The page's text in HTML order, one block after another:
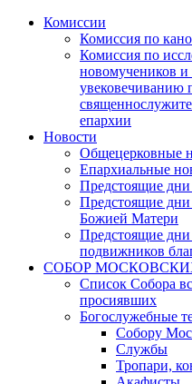
Комиссии
Комиссия по
Комиссия по
новомучеников и
увековечиванию
епархии
Новости
Общецерковные
Епархиальные
Предстоящие
Предстоящие дни
Божией Матери
Предстоящие
подвижников
СОБОР
Список Собора
просиявших
Богослужебные
Собору
Службы
Тропари,